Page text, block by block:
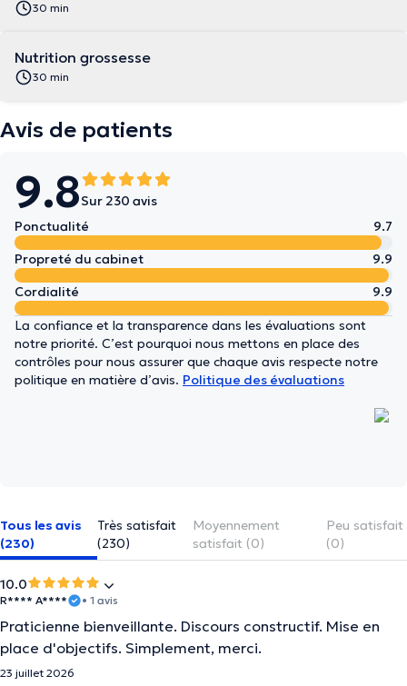
30 min
Nutrition grossesse
30 min
Avis de patients
9.8Sur 230 avis
Ponctualité
9.7
Propreté du cabinet
9.9
Cordialité
9.9
La confiance et la transparence dans les évaluations sont
notre priorité. C’est pourquoi nous mettons en place des
contrôles pour nous assurer que chaque avis respecte notre
politique en matière d’avis. Politique des évaluations
Tous les avis
(230)
Très satisfait
(230)
Moyennement
satisfait (0)
Peu satisfait
(0)
10.0
R**** A**** • 1 avis
Praticienne bienveillante. Discours constructif. Mise en
place d'objectifs. Simplement, merci.
23 juillet 2026